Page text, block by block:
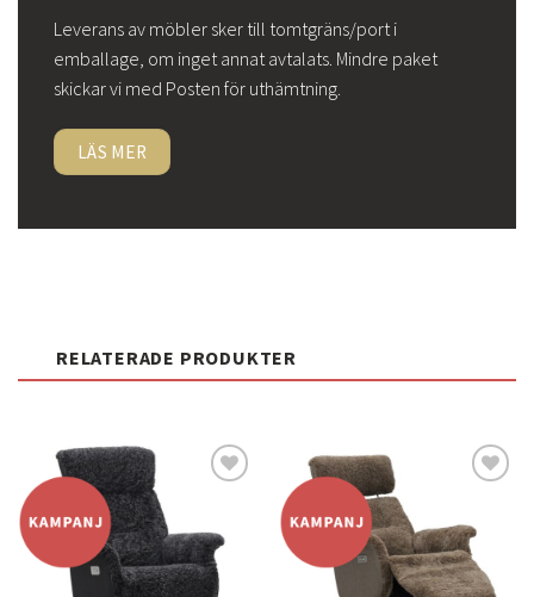
Leverans av möbler sker till tomtgräns/port i
emballage, om inget annat avtalats. Mindre paket
skickar vi med Posten för uthämtning.
LÄS MER
RELATERADE PRODUKTER
till i
önskelistan
till i
önskelistan